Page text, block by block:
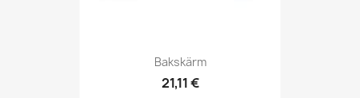
Bakskärm
21,11 €